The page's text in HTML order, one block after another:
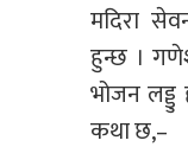
मदिरा
हुन्छ ।
भोजन लड्डु
कथा छ,–